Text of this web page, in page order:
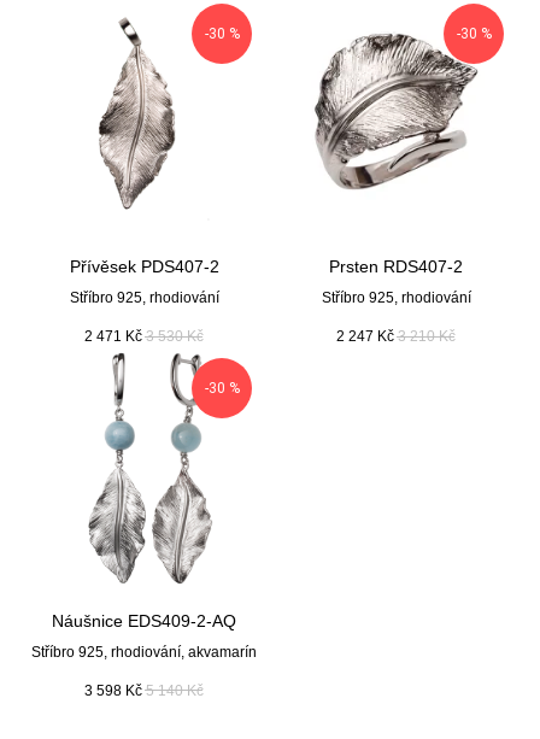
-30 %
Přívěsek PDS407-2
Stříbro 925, rhodiování
2 471 Kč 3 530 Kč
-30 %
Prsten RDS407-2
Stříbro 925, rhodiování
2 247 Kč 3 210 Kč
-30 %
Náušnice EDS409-2-AQ
Stříbro 925, rhodiování, akvamarín
3 598 Kč 5 140 Kč